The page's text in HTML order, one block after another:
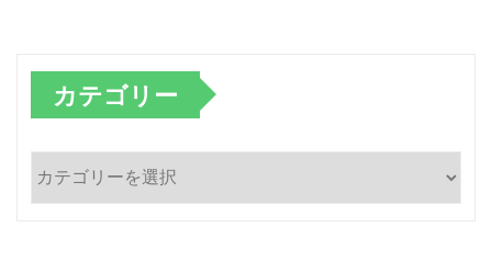
カテゴリー
カ